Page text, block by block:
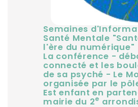
Semaines
Santé Mentale
l'ère du numérique"
La conférence -
connecté et les
de sa psyché - Le
organisée par le
Est enfant en
mairie du 2e